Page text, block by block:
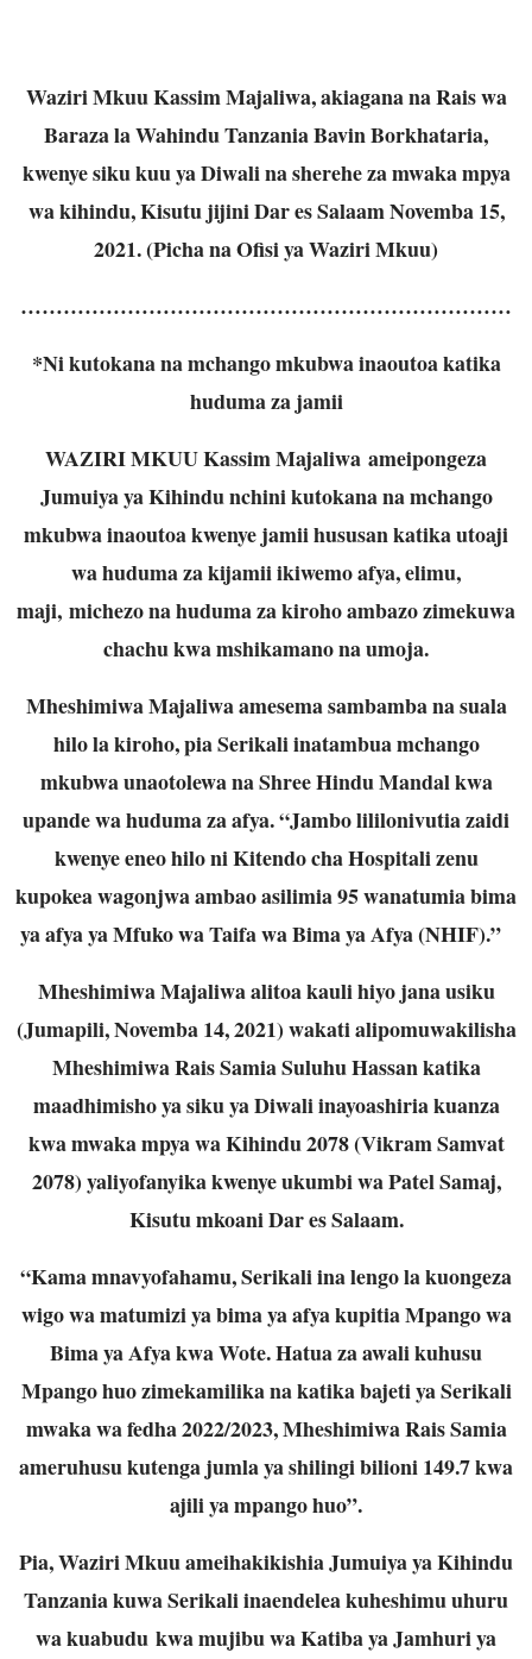
Waziri Mkuu Kassim Majaliwa, akiagana na Rais wa
Baraza la Wahindu Tanzania Bavin Borkhataria,
kwenye siku kuu ya Diwali na sherehe za mwaka mpya
wa kihindu, Kisutu jijini Dar es Salaam Novemba 15,
2021. (Picha na Ofisi ya Waziri Mkuu)
……………………………………………………………
*Ni kutokana na mchango mkubwa inaoutoa katika
huduma za jamii
WAZIRI MKUU Kassim Majaliwa ameipongeza
Jumuiya ya Kihindu nchini kutokana na mchango
mkubwa inaoutoa kwenye jamii hususan katika utoaji
wa huduma za kijamii ikiwemo afya, elimu,
maji, michezo na huduma za kiroho ambazo zimekuwa
chachu kwa mshikamano na umoja.
Mheshimiwa Majaliwa amesema sambamba na suala
hilo la kiroho, pia Serikali inatambua mchango
mkubwa unaotolewa na Shree Hindu Mandal kwa
upande wa huduma za afya. “Jambo lililonivutia zaidi
kwenye eneo hilo ni Kitendo cha Hospitali zenu
kupokea wagonjwa ambao asilimia 95 wanatumia bima
ya afya ya Mfuko wa Taifa wa Bima ya Afya (NHIF).”
Mheshimiwa Majaliwa alitoa kauli hiyo jana usiku
(Jumapili, Novemba 14, 2021) wakati alipomuwakilisha
Mheshimiwa Rais Samia Suluhu Hassan katika
maadhimisho ya siku ya Diwali inayoashiria kuanza
kwa mwaka mpya wa Kihindu 2078 (Vikram Samvat
2078) yaliyofanyika kwenye ukumbi wa Patel Samaj,
Kisutu mkoani Dar es Salaam.
“Kama mnavyofahamu, Serikali ina lengo la kuongeza
wigo wa matumizi ya bima ya afya kupitia Mpango wa
Bima ya Afya kwa Wote. Hatua za awali kuhusu
Mpango huo zimekamilika na katika bajeti ya Serikali
mwaka wa fedha 2022/2023, Mheshimiwa Rais Samia
ameruhusu kutenga jumla ya shilingi bilioni 149.7 kwa
ajili ya mpango huo”.
Pia, Waziri Mkuu ameihakikishia Jumuiya ya Kihindu
Tanzania kuwa Serikali inaendelea kuheshimu uhuru
wa kuabudu kwa mujibu wa Katiba ya Jamhuri ya